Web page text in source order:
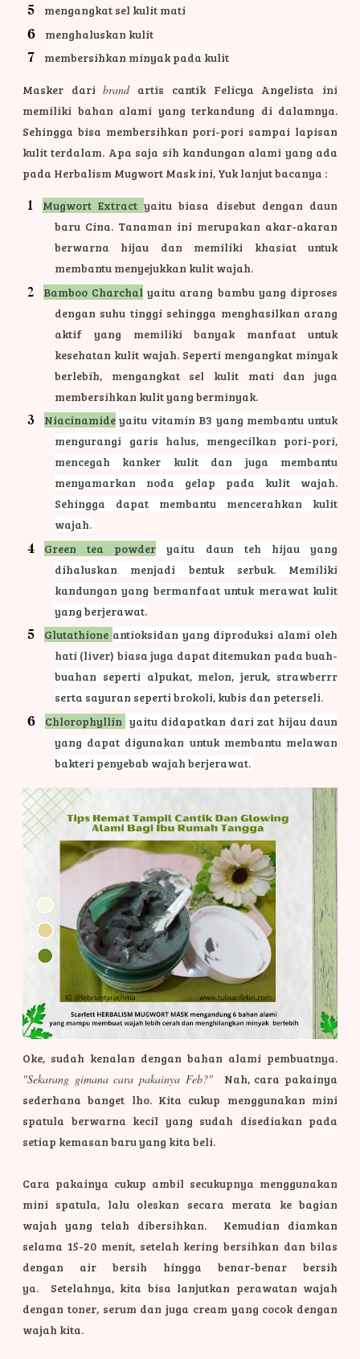
mengangkat sel kulit mati
menghaluskan kulit
membersihkan minyak pada kulit
Masker daribrandartis cantik Felicya Angelista ini
memiliki bahan alami yang terkandung di dalamnya.
Sehingga bisa membersihkan pori-pori sampai lapisan
kulit terdalam. Apa saja sih kandungan alami yang ada
pada Herbalism Mugwort Mask ini, Yuk lanjut bacanya :
Mugwort Extractyaitu biasa disebut dengan daun
baru Cina. Tanaman ini merupakan akar-akaran
berwarna hijau dan memiliki khasiat untuk
membantu menyejukkan kulit wajah.
Bamboo Charchal yaitu arang bambu yang diproses
dengan suhu tinggi sehingga menghasilkan arang
aktif yang memiliki banyak manfaat untuk
kesehatan kulit wajah. Seperti mengangkat minyak
berlebih, mengangkat sel kulit mati dan juga
membersihkan kulit yang berminyak.
Niacinamideyaitu vitamin B3 yang membantu untuk
mengurangi garis halus, mengecilkan pori-pori,
mencegah kanker kulit dan juga membantu
menyamarkan noda gelap pada kulit wajah.
Sehingga dapat membantu mencerahkan kulit
wajah.
Green tea powder yaitu daun teh hijau yang
dihaluskan menjadi bentuk serbuk. Memiliki
kandungan yang bermanfaat untuk merawat kulit
yang berjerawat.
Glutathione antioksidan yang diproduksi alami oleh
hati (liver) biasa juga dapat ditemukan pada buah-
buahan seperti alpukat, melon, jeruk, strawberrr
serta sayuran seperti brokoli, kubis dan peterseli.
Chlorophyllin yaitu didapatkan dari zat hijau daun
yang dapat digunakan untuk membantu melawan
bakteri penyebab wajah berjerawat.
Oke, sudah kenalan dengan bahan alami pembuatnya.
"Sekarang gimana cara pakainya Feb?" Nah, cara pakainya
sederhana banget lho. Kita cukup menggunakan mini
spatula berwarna kecil yang sudah disediakan pada
setiap kemasan baru yang kita beli.
Cara pakainya cukup ambil secukupnya menggunakan
mini spatula, lalu oleskan secara merata ke bagian
wajah yang telah dibersihkan. Kemudian diamkan
selama 15-20 menit, setelah kering bersihkan dan bilas
dengan air bersih hingga benar-benar bersih
ya. Setelahnya, kita bisa lanjutkan perawatan wajah
dengan toner, serum dan juga cream yang cocok dengan
wajah kita.